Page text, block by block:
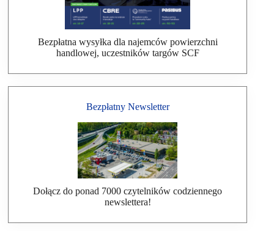
Bezpłatna wysyłka dla najemców powierzchni
handlowej, uczestników targów SCF
Bezpłatny Newsletter
Dołącz do ponad 7000 czytelników codziennego
newslettera!